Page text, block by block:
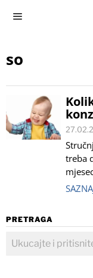
so
treba
PRETRAGA